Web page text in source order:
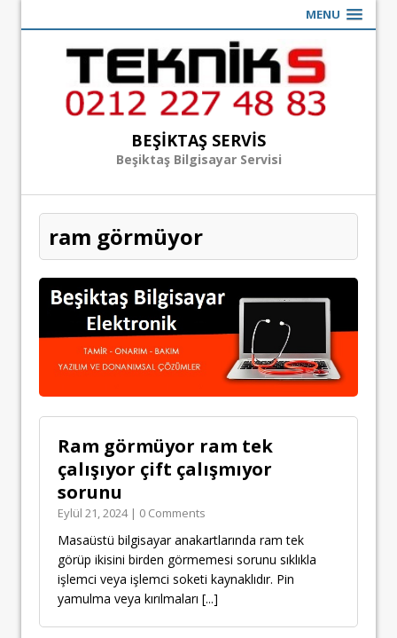
MENU
BEŞIKTAŞ SERVIS
Beşiktaş Bilgisayar Servisi
ram görmüyor
Ram görmüyor ram tek
çalışıyor çift çalışmıyor
sorunu
Eylül 21, 2024 | 0 Comments
Masaüstü bilgisayar anakartlarında ram tek
görüp ikisini birden görmemesi sorunu sıklıkla
işlemci veya işlemci soketi kaynaklıdır. Pin
yamulma veya kırılmaları [...]